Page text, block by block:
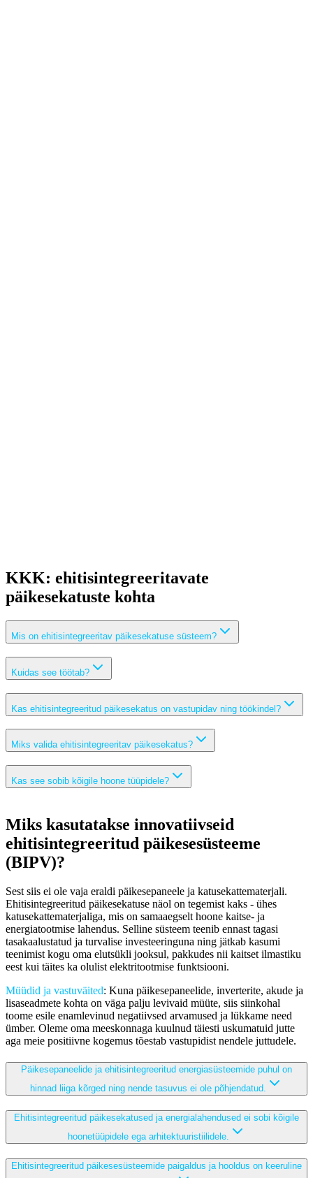
KKK: ehitisintegreeritavate
päikesekatuste kohta
Mis on ehitisintegreeritav päikesekatuse süsteem?
Kuidas see töötab?
Kas ehitisintegreeritud päikesekatus on vastupidav ning töökindel?
Miks valida ehitisintegreeritav päikesekatus?
Kas see sobib kõigile hoone tüüpidele?
Miks kasutatakse innovatiivseid
ehitisintegreeritud päikesesüsteeme
(BIPV)?
Sest siis ei ole vaja eraldi päikesepaneele ja katusekattematerjali.
Ehitisintegreeritud päikesekatuse näol on tegemist kaks - ühes
katusekattematerjaliga, mis on samaaegselt hoone kaitse- ja
energiatootmise lahendus. Selline süsteem teenib ennast tagasi
tasakaalustatud ja turvalise investeeringuna ning jätkab kasumi
teenimist kogu oma elutsükli jooksul, pakkudes nii kaitset ilmastiku
eest kui täites ka olulist elektritootmise funktsiooni.
Müüdid ja vastuväited: Kuna päikesepaneelide, inverterite, akude ja
lisaseadmete kohta on väga palju levivaid müüte, siis siinkohal
toome esile enamlevinud negatiivsed arvamused ja lükkame need
ümber. Oleme oma meeskonnaga kuulnud täiesti uskumatuid jutte
aga meie positiivne kogemus tõestab vastupidist nendele juttudele.
Päikesepaneelide ja ehitisintegreeritud energiasüsteemide puhul on
hinnad liiga kõrged ning nende tasuvus ei ole põhjendatud.
Ehitisintegreeritud päikesekatused ja energialahendused ei sobi kõigile
hoonetüüpidele ega arhitektuuristiilidele.
Ehitisintegreeritud päikesesüsteemide paigaldus ja hooldus on keeruline